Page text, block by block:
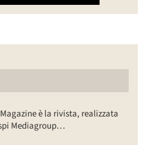
è la rivista, realizzata
Mediagroup…